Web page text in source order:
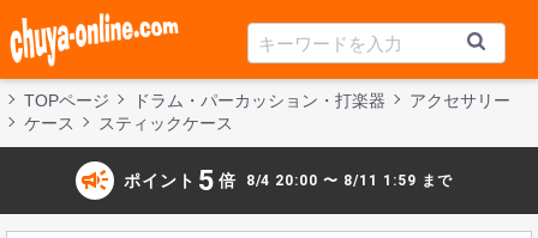
TOPページ ドラム・パーカッション・打楽器
アクセサリー
ケース
スティックケース
campaign ポイント 5 倍 8/4 20:00 〜 8/11 1:59 まで